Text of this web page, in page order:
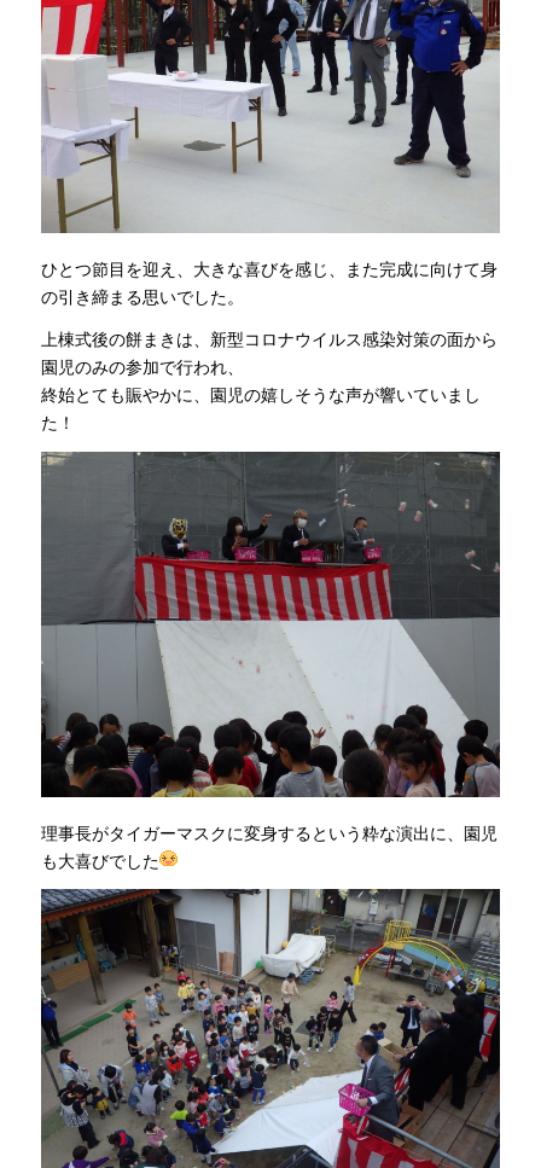
ひとつ節目を迎え、大きな喜びを感じ、また完成に向けて身
の引き締まる思いでした。
上棟式後の餅まきは、新型コロナウイルス感染対策の面から
園児のみの参加で行われ、
終始とても賑やかに、園児の嬉しそうな声が響いていまし
た！
理事長がタイガーマスクに変身するという粋な演出に、園児
も大喜びでした